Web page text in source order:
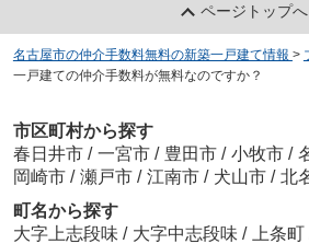
ページトップへ
名古屋市の仲介手数料無料の新築一戸建て情報 >
一戸建ての仲介手数料が無料なのですか？
市区町村から探す
春日井市 / 一宮市 / 豊田市 / 小牧市 /
岡崎市 / 瀬戸市 / 江南市 / 犬山市 / 北
町名から探す
大字上志段味 / 大字中志段味 / 上条町